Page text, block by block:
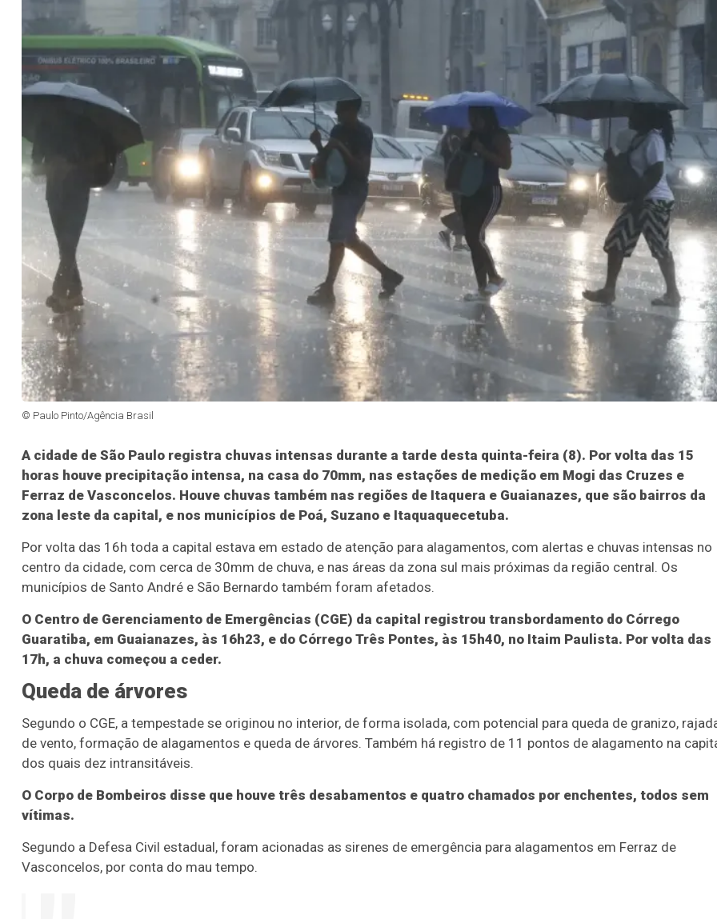
© Paulo Pinto/Agência Brasil
A cidade de São Paulo registra chuvas intensas durante a tarde desta quinta-feira (8). Por volta das 15
horas houve precipitação intensa, na casa do 70mm, nas estações de medição em Mogi das Cruzes e
Ferraz de Vasconcelos. Houve chuvas também nas regiões de Itaquera e Guaianazes, que são bairros da
zona leste da capital, e nos municípios de Poá, Suzano e Itaquaquecetuba.
Por volta das 16h toda a capital estava em estado de atenção para alagamentos, com alertas e chuvas intensas no
centro da cidade, com cerca de 30mm de chuva, e nas áreas da zona sul mais próximas da região central. Os
municípios de Santo André e São Bernardo também foram afetados.
O Centro de Gerenciamento de Emergências (CGE) da capital registrou transbordamento do Córrego
Guaratiba, em Guaianazes, às 16h23, e do Córrego Três Pontes, às 15h40, no Itaim Paulista. Por volta das
17h, a chuva começou a ceder.
Queda de árvores
Segundo o CGE, a tempestade se originou no interior, de forma isolada, com potencial para queda de granizo,
de vento, formação de alagamentos e queda de árvores. Também há registro de 11 pontos de alagamento na
dos quais dez intransitáveis.
O Corpo de Bombeiros disse que houve três desabamentos e quatro chamados por enchentes, todos sem
vítimas.
Segundo a Defesa Civil estadual, foram acionadas as sirenes de emergência para alagamentos em Ferraz de
Vasconcelos, por conta do mau tempo.